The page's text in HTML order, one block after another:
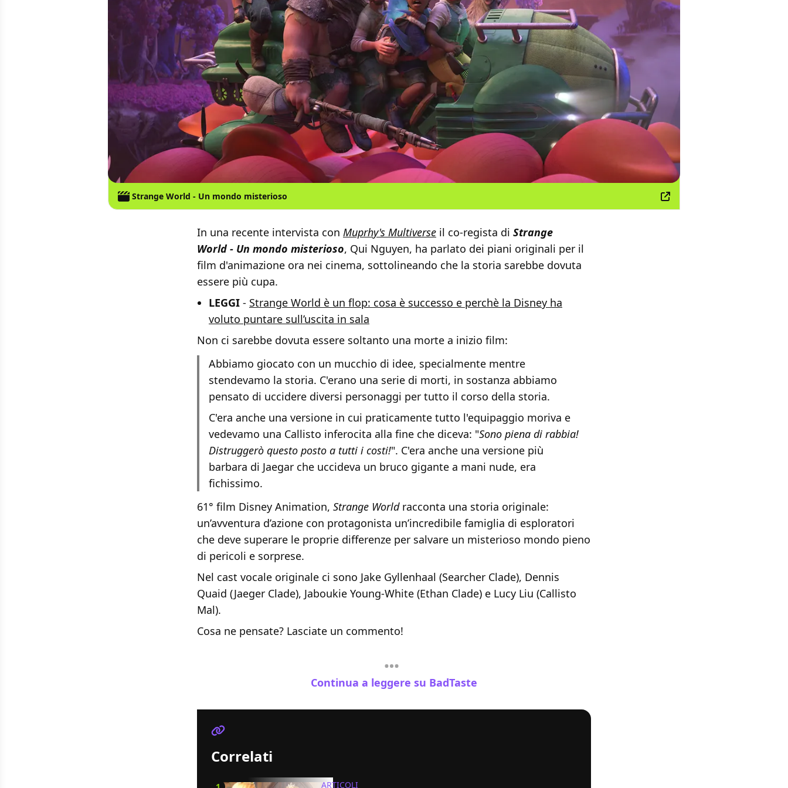
Strange World - Un mondo misterioso
In una recente intervista con Muprhy's Multiverse il co-regista di Strange
World - Un mondo misterioso, Qui Nguyen, ha parlato dei piani originali per il
film d'animazione ora nei cinema, sottolineando che la storia sarebbe dovuta
essere più cupa.
LEGGI - Strange World è un flop: cosa è successo e perchè la Disney ha
voluto puntare sull’uscita in sala
Non ci sarebbe dovuta essere soltanto una morte a inizio film:
Abbiamo giocato con un mucchio di idee, specialmente mentre
stendevamo la storia. C'erano una serie di morti, in sostanza abbiamo
pensato di uccidere diversi personaggi per tutto il corso della storia.
C'era anche una versione in cui praticamente tutto l'equipaggio moriva e
vedevamo una Callisto inferocita alla fine che diceva: "Sono piena di rabbia!
Distruggerò questo posto a tutti i costi!". C'era anche una versione più
barbara di Jaegar che uccideva un bruco gigante a mani nude, era
fichissimo.
61° film Disney Animation, Strange World racconta una storia originale:
un’avventura d’azione con protagonista un’incredibile famiglia di esploratori
che deve superare le proprie differenze per salvare un misterioso mondo pieno
di pericoli e sorprese.
Nel cast vocale originale ci sono Jake Gyllenhaal (Searcher Clade), Dennis
Quaid (Jaeger Clade), Jaboukie Young-White (Ethan Clade) e Lucy Liu (Callisto
Mal).
Cosa ne pensate? Lasciate un commento!
Continua a leggere su BadTaste
Correlati
ARTICOLI